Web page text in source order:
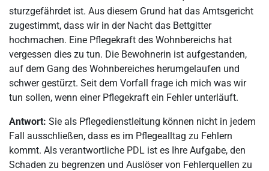
sturzgefährdet ist. Aus diesem Grund hat das Amtsgericht
zugestimmt, dass wir in der Nacht das Bettgitter
hochmachen. Eine Pflegekraft des Wohnbereichs hat
vergessen dies zu tun. Die Bewohnerin ist aufgestanden,
auf dem Gang des Wohnbereiches herumgelaufen und
schwer gestürzt. Seit dem Vorfall frage ich mich was wir
tun sollen, wenn einer Pflegekraft ein Fehler unterläuft.
Antwort: Sie als Pflegedienstleitung können nicht in jedem
Fall ausschließen, dass es im Pflegealltag zu Fehlern
kommt. Als verantwortliche PDL ist es Ihre Aufgabe, den
Schaden zu begrenzen und Auslöser von Fehlerquellen zu